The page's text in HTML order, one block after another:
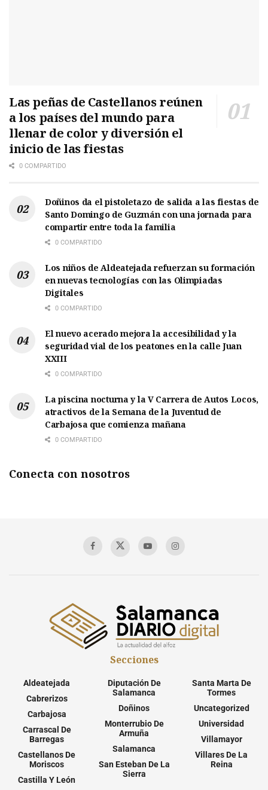
Las peñas de Castellanos reúnen
a los países del mundo para
llenar de color y diversión el
inicio de las fiestas
0 COMPARTIDO
Doñinos da el pistoletazo de salida a las fiestas de
Santo Domingo de Guzmán con una jornada para
compartir entre toda la familia
0 COMPARTIDO
Los niños de Aldeatejada refuerzan su formación
en nuevas tecnologías con las Olimpiadas
Digitales
0 COMPARTIDO
El nuevo acerado mejora la accesibilidad y la
seguridad vial de los peatones en la calle Juan
XXIII
0 COMPARTIDO
La piscina nocturna y la V Carrera de Autos Locos,
atractivos de la Semana de la Juventud de
Carbajosa que comienza mañana
0 COMPARTIDO
Conecta con nosotros
Secciones
Aldeatejada
Cabrerizos
Carbajosa
Carrascal De
Barregas
Castellanos De
Moriscos
Castilla Y León
Diputación De
Salamanca
Doñinos
Monterrubio De
Armuña
Salamanca
San Esteban De La
Sierra
Santa Marta De
Tormes
Uncategorized
Universidad
Villamayor
Villares De La
Reina